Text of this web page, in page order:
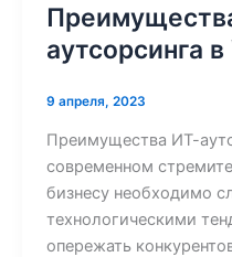
аутсорсинга
9 апреля, 2023
Преимущества ИТ-
современном
бизнесу необходимо
технологическими
опережать